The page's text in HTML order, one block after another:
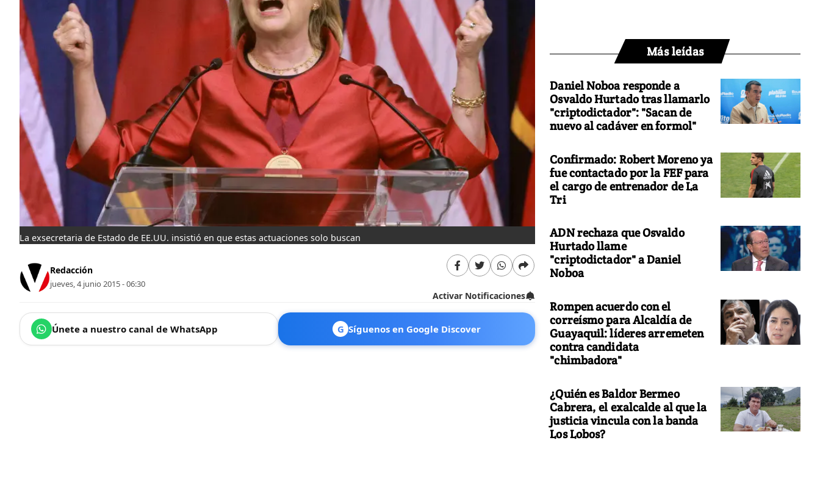
La exsecretaria de Estado de EE.UU. insistió en que estas actuaciones solo buscan
Redacción
jueves, 4 junio 2015 - 06:30
Activar Notificaciones
Únete a nuestro canal de WhatsApp G Síguenos en Google Discover
Más leídas
Daniel Noboa responde a
Osvaldo Hurtado tras llamarlo
"criptodictador": "Sacan de
nuevo al cadáver en formol"
Confirmado: Robert Moreno ya
fue contactado por la FEF para
el cargo de entrenador de La
Tri
ADN rechaza que Osvaldo
Hurtado llame
"criptodictador" a Daniel
Noboa
Rompen acuerdo con el
correísmo para Alcaldía de
Guayaquil: líderes arremeten
contra candidata
"chimbadora"
¿Quién es Baldor Bermeo
Cabrera, el exalcalde al que la
justicia vincula con la banda
Los Lobos?